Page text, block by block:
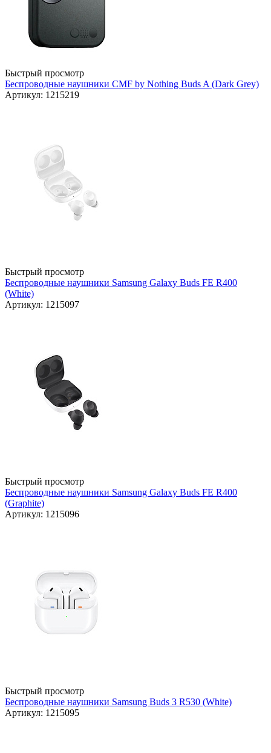
Быстрый просмотр
Беспроводные наушники CMF by Nothing Buds A (Dark Grey)
Артикул: 1215219
Быстрый просмотр
Беспроводные наушники Samsung Galaxy Buds FE R400
(White)
Артикул: 1215097
Быстрый просмотр
Беспроводные наушники Samsung Galaxy Buds FE R400
(Graphite)
Артикул: 1215096
Быстрый просмотр
Беспроводные наушники Samsung Buds 3 R530 (White)
Артикул: 1215095